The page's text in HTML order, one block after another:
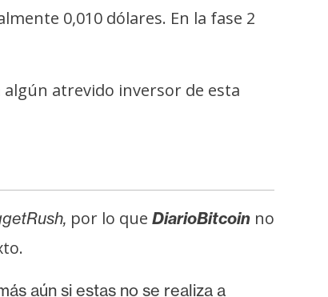
0,010 dólares. En la fase 2
atrevido inversor de esta
por lo que DiarioBitcoin no
aún si estas no se realiza a